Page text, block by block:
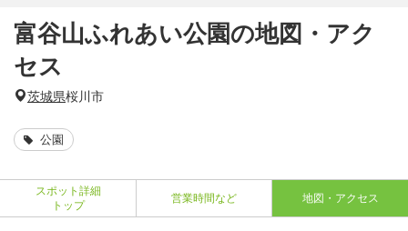
富谷山ふれあい公園の地図・アク
セス
茨城県桜川市
公園
スポット詳細
トップ
営業時間など 地図・アクセス